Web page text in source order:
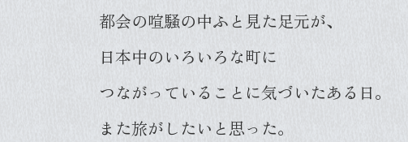
都会の喧騒の中ふと見た足元が、
日本中のいろいろな町に
つながっていることに気づいたある日。
また旅がしたいと思った。